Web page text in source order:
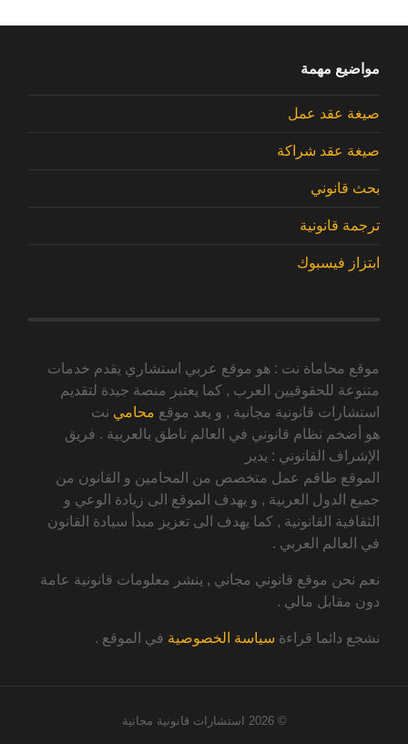
مواضيع مهمة
صيغة عقد عمل
صيغة عقد شراكة
بحث قانوني
ترجمة قانونية
ابتزاز فيسبوك
موقع محاماة نت : هو موقع عربي استشاري يقدم خدمات
متنوعة للحقوقيين العرب , كما يعتبر منصة جيدة لتقديم
استشارات قانونية مجانية , و يعد موقع محامي نت
هو أضخم نظام قانوني في العالم ناطق بالعربية . فريق
الإشراف القانوني : يدير
الموقع طاقم عمل متخصص من المحامين و القانون من
جميع الدول العربية , و يهدف الموقع الى زيادة الوعي و
الثقافية القانونية , كما يهدف الى تعزيز مبدأ سيادة القانون
في العالم العربي .
نعم نحن موقع قانوني مجاني , ينشر معلومات قانونية عامة
دون مقابل مالي .
نشجع دائما قراءة سياسة الخصوصية في الموقع .
© 2026 استشارات قانونية مجانية